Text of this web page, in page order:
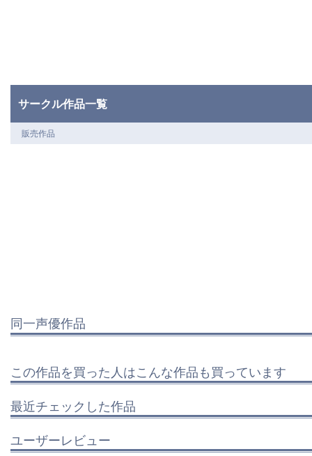
サークル作品一覧
販売作品
同一声優作品
この作品を買った人はこんな作品も買っています
最近チェックした作品
ユーザーレビュー